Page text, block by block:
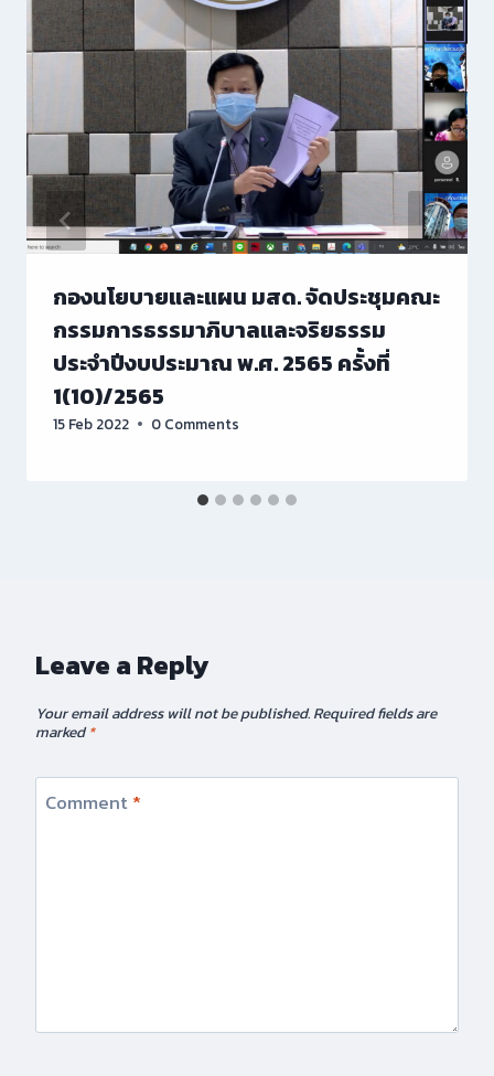
กองนโยบายและแผน มสด. จัดประชุมคณะ
กรรมการธรรมาภิบาลและจริยธรรม
ประจำปีงบประมาณ พ.ศ. 2565 ครั้งที่
1(10)/2565
15 Feb 2022 0 Comments
Leave a Reply
Your email address will not be published. Required fields are
marked*
Comment *